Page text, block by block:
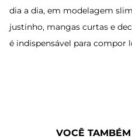
dia a dia, em modelagem
justinho, mangas curtas e
é indispensável para compor
VOCÊ